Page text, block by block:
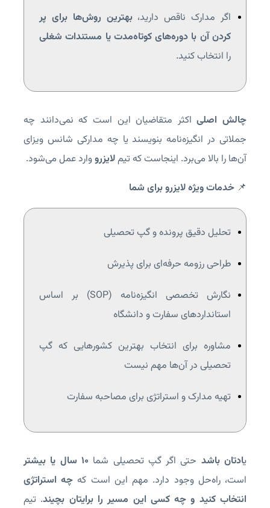
اگر مدارک ناقص دارید،بهترین روش‌ها برای پر
کردن آن با دوره‌های کوتاه‌مدت یا مستندات شغلی
را انتخاب کنید.
چالش اصلیاکثر متقاضیان این است که نمی‌دانند چه
جملاتی در انگیزه‌نامه بنویسند یا چه مدارکی شانس ویزای
آن‌ها را بالا می‌برد. اینجاست که تیملایزرووارد عمل می‌شود.
📌 خدمات ویژه لایزرو برای شما
تحلیل دقیق پرونده و گپ تحصیلی
طراحی رزومه حرفه‌ای برای پذیرش
نگارش تخصصی انگیزه‌نامه (SOP) بر اساس
استانداردهای سفارت و دانشگاه
مشاوره برای انتخاب بهترین کشورهایی که گپ
تحصیلی در آن‌ها مهم نیست
تهیه مدارک و استراتژی برای مصاحبه سفارت
یادتان باشد حتی اگر گپ تحصیلی شما ۱۰ سال یا بیشتر
است، راه‌حل وجود دارد. مهم این است که چه استراتژی
انتخاب کنید و چه کسی این مسیر را برایتان بچیند. تیم